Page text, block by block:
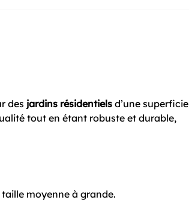
des jardins résidentielsd’une superficie
tout en étant robuste et durable,
moyenne à grande.